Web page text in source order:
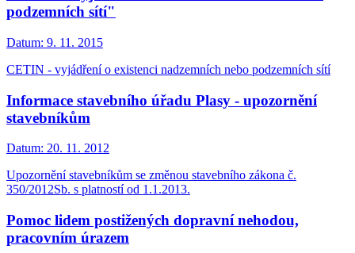
podzemních sítí"
Datum: 9. 11. 2015
CETIN - vyjádření o existenci nadzemních nebo podzemních sítí
Informace stavebního úřadu Plasy - upozornění
stavebníkům
Datum: 20. 11. 2012
Upozornění stavebníkům se změnou stavebního zákona č.
350/2012Sb. s platností od 1.1.2013.
Pomoc lidem postižených dopravní nehodou,
pracovním úrazem